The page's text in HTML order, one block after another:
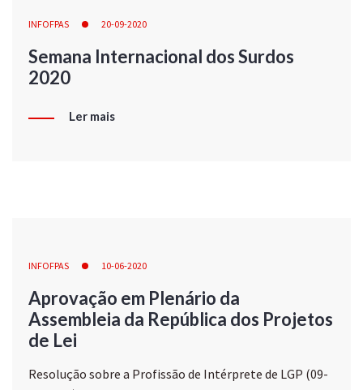
INFOFPAS 20-09-2020
Semana Internacional dos Surdos
2020
Ler mais
INFOFPAS 10-06-2020
Aprovação em Plenário da
Assembleia da República dos Projetos
de Lei
Resolução sobre a Profissão de Intérprete de LGP (09-